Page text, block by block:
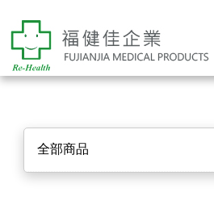
全部商品